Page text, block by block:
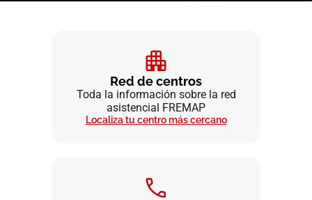
Red de centros
Toda la información sobre la red
asistencial FREMAP
Localiza tu centro más cercano